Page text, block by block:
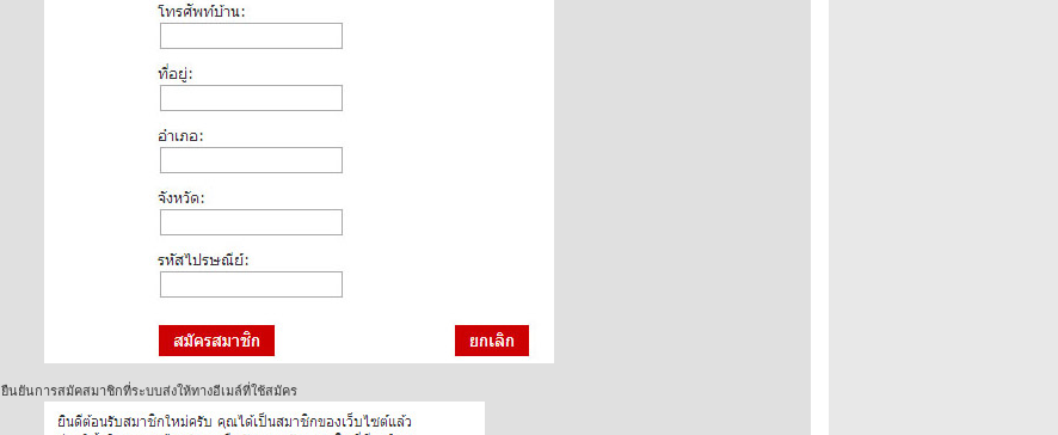
ยืนยันการสมัคสมาชิกที่ระบบส่งให้ทางอีเมล์ที่ใช้สมัคร